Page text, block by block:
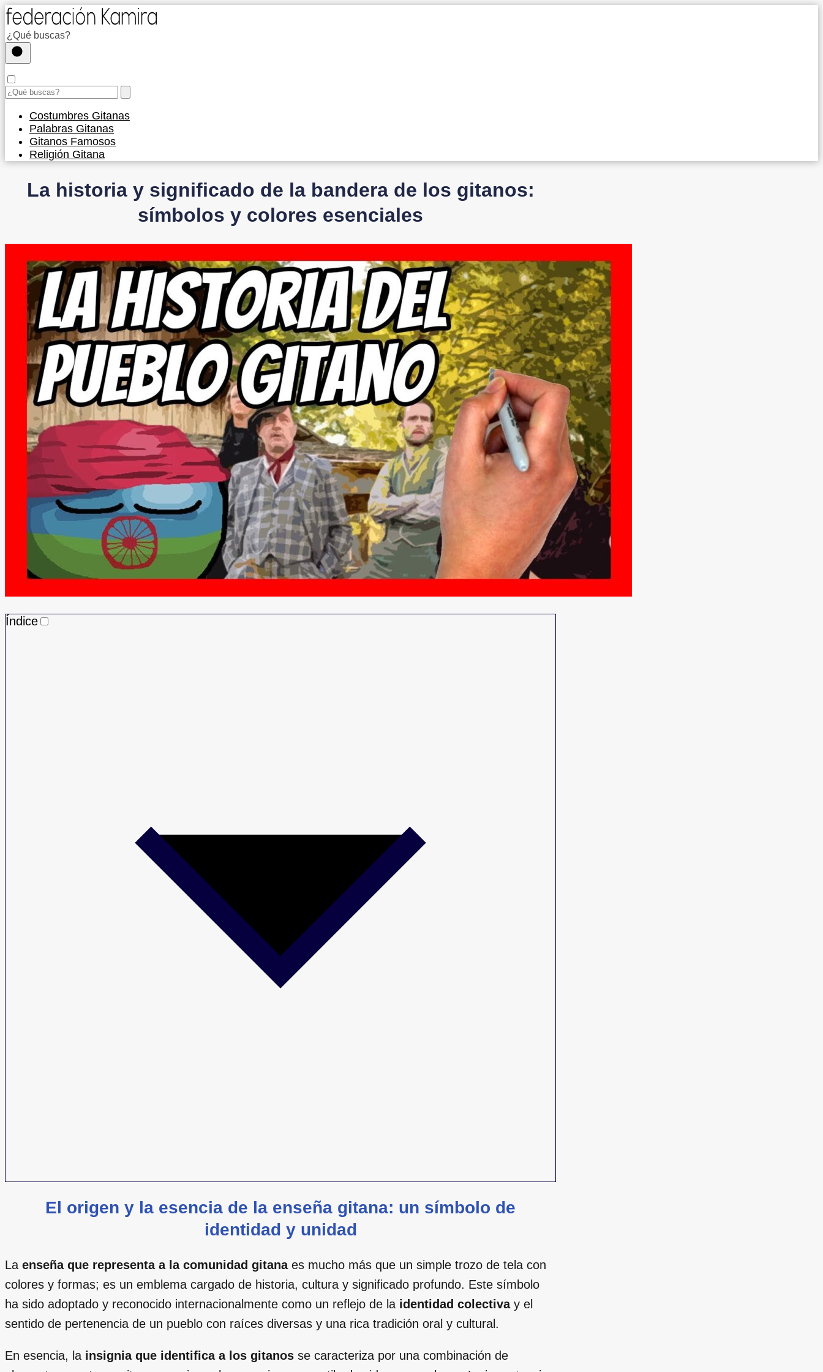
Costumbres Gitanas
Palabras Gitanas
Gitanos Famosos
Religión Gitana
La historia y significado de la bandera de los gitanos:
símbolos y colores esenciales
Índice
El origen y la esencia de la enseña gitana: un símbolo de
identidad y unidad
La enseña que representa a la comunidad gitanaes mucho más que un simple trozo de tela con
colores y formas; es un emblema cargado de historia, cultura y significado profundo. Este símbolo
ha sido adoptado y reconocido internacionalmente como un reflejo de la identidad colectivay el
sentido de pertenencia de un pueblo con raíces diversas y una rica tradición oral y cultural.
En esencia, la insignia que identifica a los gitanos se caracteriza por una combinación de